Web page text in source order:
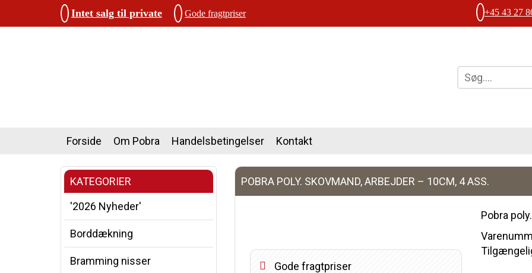
Intet salg til private Gode fragtpriser +45 43 27
Forside Om Pobra Handelsbetingelser Kontakt
KATEGORIER
'2026 Nyheder'
Borddækning
Bramming nisser
POBRA POLY. SKOVMAND, ARBEJDER – 10CM, 4 ASS.
Gode fragtpriser
Pobra